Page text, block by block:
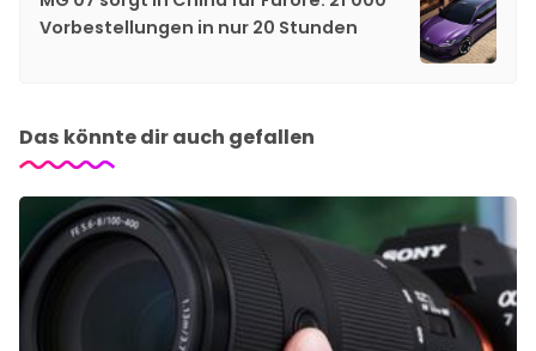
Vorbestellungen in nur 20 Stunden
Das könnte dir auch gefallen